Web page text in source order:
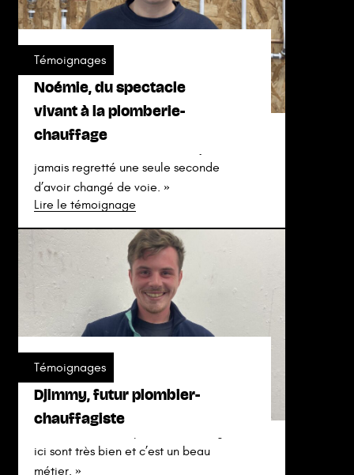
Témoignages
Noémie, du spectacle
vivant à la plomberie-
chauffage
jamais regretté une seule seconde
d’avoir changé de voie. »
Lire le témoignage
Témoignages
Djimmy, futur plombier-
chauffagiste
ici sont très bien et c’est un beau
métier. »